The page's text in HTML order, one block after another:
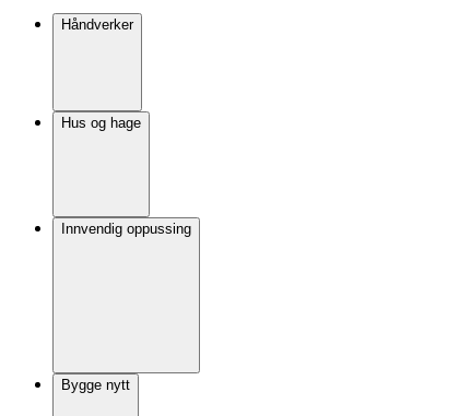
Håndverker
Hus og hage
Innvendig oppussing
Bygge nytt